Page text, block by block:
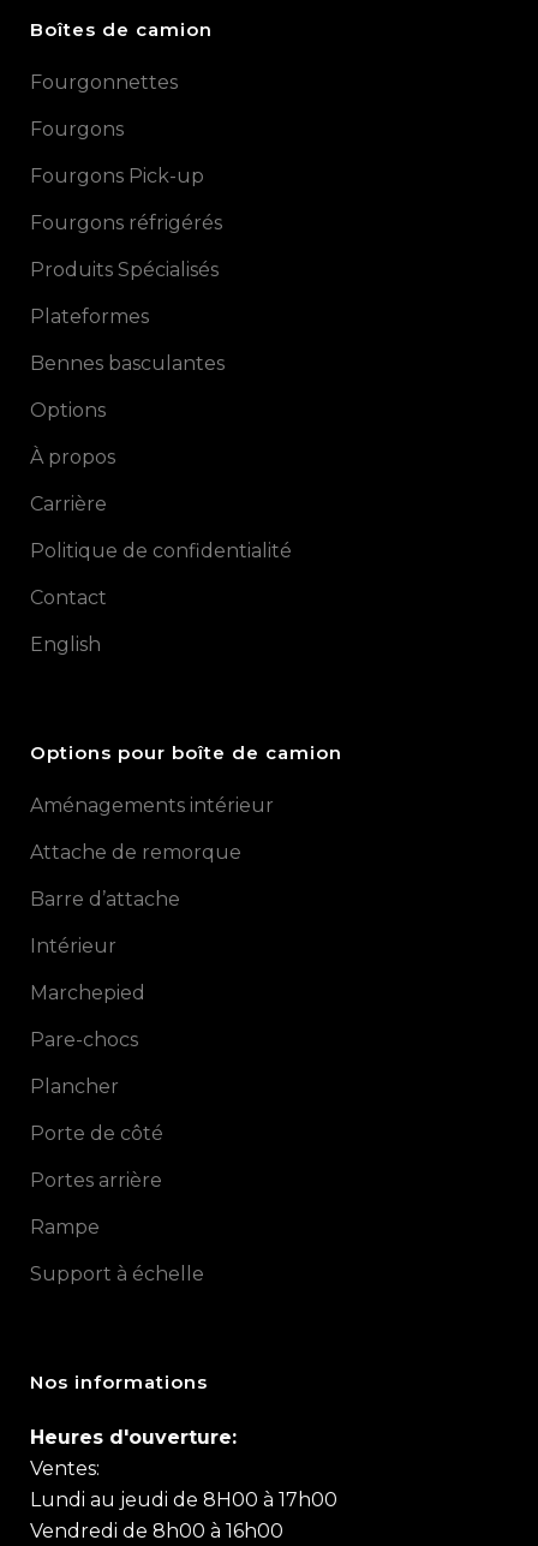
Boîtes de camion
Fourgonnettes
Fourgons
Fourgons Pick-up
Fourgons réfrigérés
Produits Spécialisés
Plateformes
Bennes basculantes
Options
À propos
Carrière
Politique de confidentialité
Contact
English
Options pour boîte de camion
Aménagements intérieur
Attache de remorque
Barre d’attache
Intérieur
Marchepied
Pare-chocs
Plancher
Porte de côté
Portes arrière
Rampe
Support à échelle
Nos informations
Heures d'ouverture:
Ventes:
Lundi au jeudi de 8H00 à 17h00
Vendredi de 8h00 à 16h00